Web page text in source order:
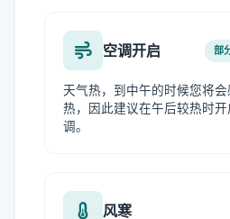
空调开启 部
天气热，到中午的时候您将
热，因此建议在午后较热时开
调。
风寒